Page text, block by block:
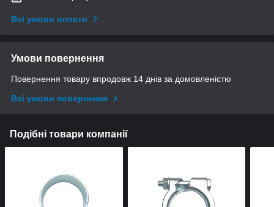
Всі умови оплати
Умови повернення
Повернення товару впродовж 14 днів за домовленістю
Всі умови повернення
Подібні товари компанії